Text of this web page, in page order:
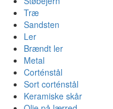
Træ
Sandsten
Ler
Brændt ler
Metal
Corténstål
Sort corténstål
Keramiske skår